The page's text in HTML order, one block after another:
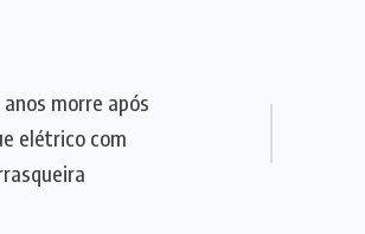
morre após
elétrico com